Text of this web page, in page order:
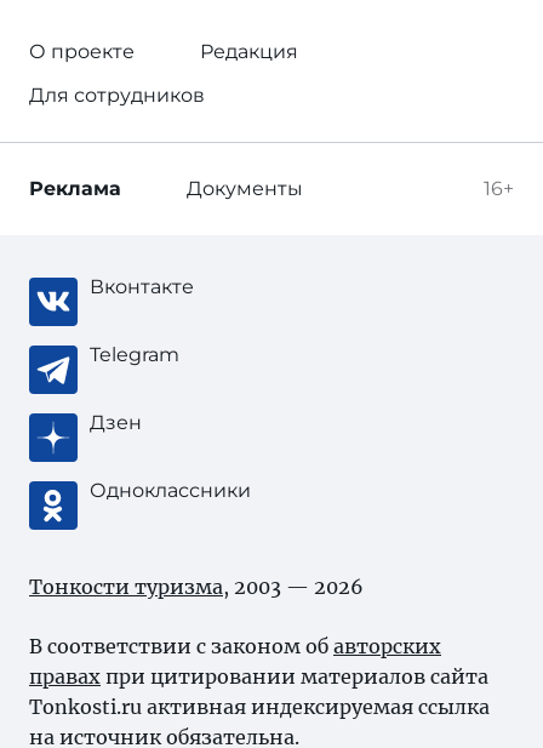
О проекте
Редакция
Для сотрудников
16+
Реклама Документы
Вконтакте
Telegram
Дзен
Одноклассники
Тонкости туризма, 2003 — 2026
В соответствии с законом об авторских
правах при цитировании материалов сайта
Tonkosti.ru активная индексируемая ссылка
на источник обязательна.